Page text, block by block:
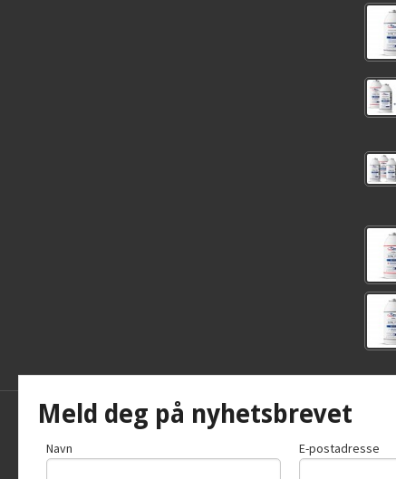
Frakt
Meld deg på nyhetsbrevet
Navn E-postadresse